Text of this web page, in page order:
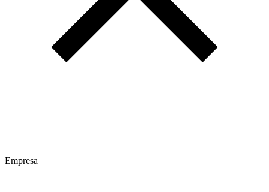
Empresa